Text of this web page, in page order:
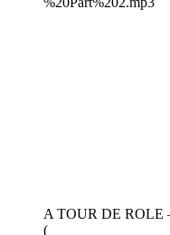
A TOUR DE ROLE
(